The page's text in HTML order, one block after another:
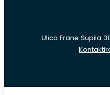
Ulica Frane Supila